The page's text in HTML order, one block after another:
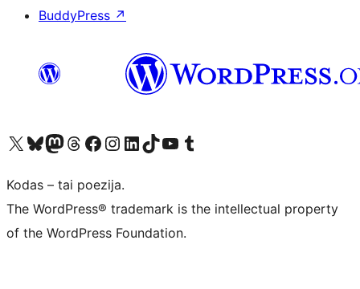
BuddyPress ↗
Visit our X (formerly Twitter) account
Apsilankykite mūsų Bluesky paskyroje
Visit our Mastodon account
Apsilankykite mūsų Threads paskyroje
Visit our Facebook page
Visit our Instagram account
Visit our LinkedIn account
Apsilankykite mūsų TikTok paskyroje
Visit our YouTube channel
Apsilankykite mūsų Tumblr paskyroje
Kodas – tai poezija.
The WordPress® trademark is the intellectual property
of the WordPress Foundation.